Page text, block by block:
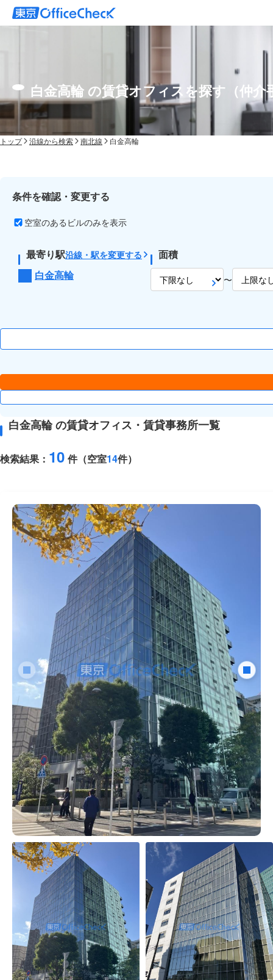
白金高輪 の賃貸オフィスを探す（仲介
トップ 沿線から検索 南北線 白金高輪
条件を確認・変更する
空室のあるビルのみを表示
最寄り駅沿線・駅を変更する
白金高輪
面積
〜
白金高輪 の賃貸オフィス・賃貸事務所一覧
検索結果： 10 件（空室14件）